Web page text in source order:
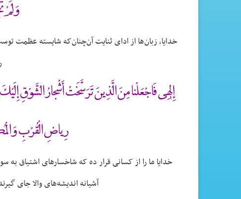
وَلَمْ
خدایا، زبان‌ها از ادای ثنایت آن‌چنان‌که شایسته عظمت
إِلٰهِى فَاجْعَلْنا مِنَ الَّذِينَ تَرَسَّخَتْ أَشْجارُ الشَّوْقِ
رِياضِ الْقُرْبِ
خدایا ما را از کسانی قرار ده که شاخسارهای اشتیاق
آشیانه اندیشه‌های والا جای